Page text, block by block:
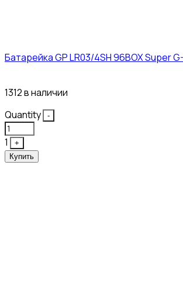
Батарейка GP LR03/4SH 96BOX Super
1312 в наличии
Quantity
-
1
+
Купить